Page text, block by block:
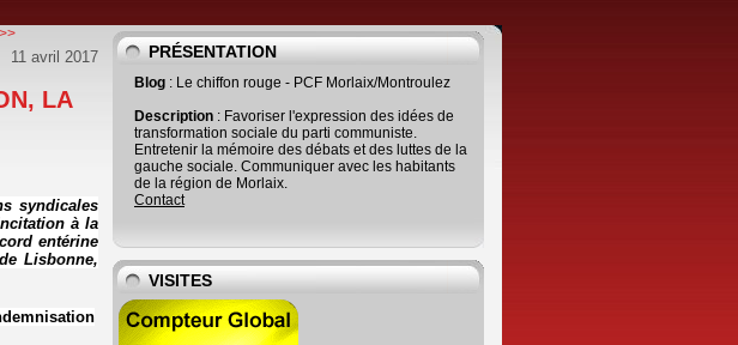
11 avril 2017
LA
syndicales
à la
entérine
Lisbonne,
PRÉSENTATION
Blog : Le chiffon rouge - PCF Morlaix/Montroulez
Description : Favoriser l'expression des idées de
transformation sociale du parti communiste.
Entretenir la mémoire des débats et des luttes de la
gauche sociale. Communiquer avec les habitants
de la région de Morlaix.
Contact
VISITES